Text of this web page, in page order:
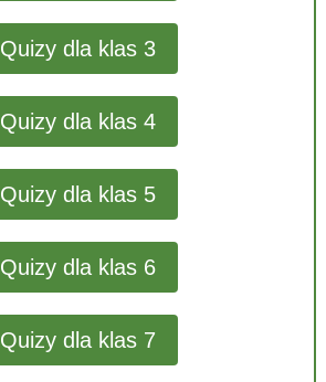
Quizy dla klas 3
Quizy dla klas 4
Quizy dla klas 5
Quizy dla klas 6
Quizy dla klas 7